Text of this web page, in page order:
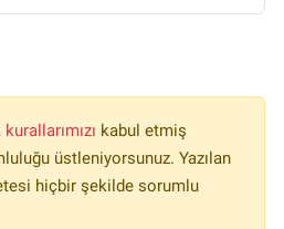
kabul etmiş
üstleniyorsunuz. Yazılan
hiçbir şekilde sorumlu